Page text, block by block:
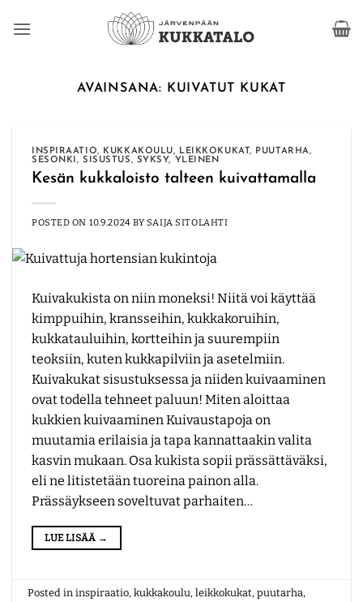
AVAINSANA: KUIVATUT KUKAT
INSPIRAATIO, KUKKAKOULU, LEIKKOKUKAT, PUUTARHA,
SESONKI ,SISUSTUS, SYKSY, YLEINEN
Kesän kukkaloisto talteen kuivattamalla
POSTED ON 10.9.2024 BY SAIJA SITOLAHTI
Kuivakukista on niin moneksi! Niitä voi käyttää
kimppuihin, kransseihin, kukkakoruihin,
kukkatauluihin, kortteihin ja suurempiin
teoksiin, kuten kukkapilviin ja asetelmiin.
Kuivakukat sisustuksessa ja niiden kuivaaminen
ovat todella tehneet paluun! Miten aloittaa
kukkien kuivaaminen Kuivaustapoja on
muutamia erilaisia ja tapa kannattaakin valita
kasvin mukaan. Osa kukista sopii prässättäväksi,
eli ne litistetään tuoreina painon alla.
Prässäykseen soveltuvat parhaiten…
LUE LISÄÄ →
Posted ininspiraatio,kukkakoulu,leikkokukat,puutarha,